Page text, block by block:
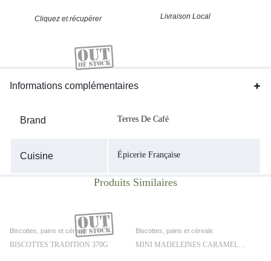
Cliquez et récupérer Livraison Local
Informations complémentaires
Brand Terres De Café
Cuisine Épicerie Française
Biscottes, pains et céreale
BISCOTTES TRADITION 370G
Biscottes, pains et céreale
MINI MADELEINES CARAMEL